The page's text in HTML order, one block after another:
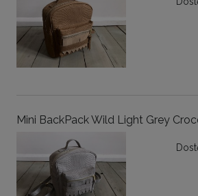
Mini BackPack Wild Light Grey